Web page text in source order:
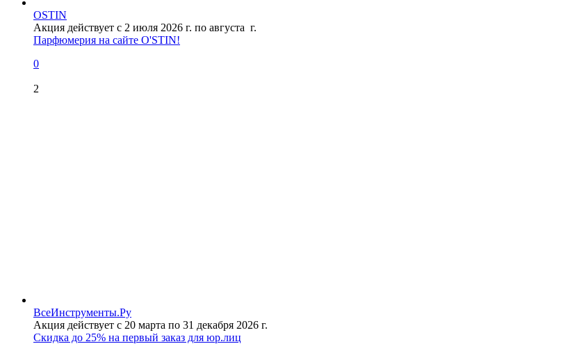
OSTIN
Акция действует с 2 июля 2026 г. по августа г.
Парфюмерия на сайте O'STIN!
0
2
ВсеИнструменты.Ру
Акция действует с 20 марта по 31 декабря 2026 г.
Скидка до 25% на первый заказ для юр.лиц